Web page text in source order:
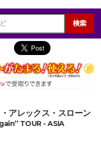
検索
アレックス・スローン
TOUR - ASIA